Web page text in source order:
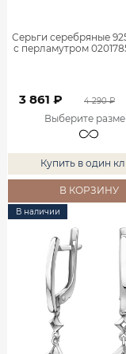
Серьги серебряные
с перламутром
3 861 ₽ 4 290 ₽
Выберите
Купить в один
В КОРЗИНУ
В наличии